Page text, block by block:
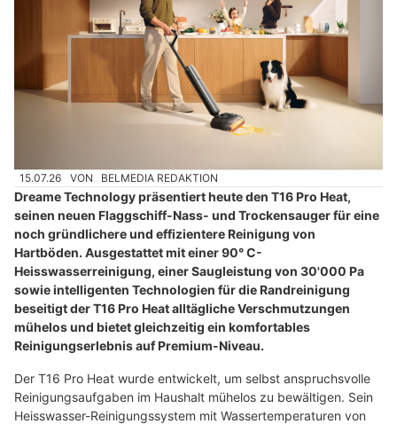
15.07.26 VON BELMEDIA REDAKTION
Dreame Technology präsentiert heute den T16 Pro Heat,
seinen neuen Flaggschiff-Nass- und Trockensauger für eine
noch gründlichere und effizientere Reinigung von
Hartböden. Ausgestattet mit einer 90° C-
Heisswasserreinigung, einer Saugleistung von 30'000 Pa
sowie intelligenten Technologien für die Randreinigung
beseitigt der T16 Pro Heat alltägliche Verschmutzungen
mühelos und bietet gleichzeitig ein komfortables
Reinigungserlebnis auf Premium-Niveau.
Der T16 Pro Heat wurde entwickelt, um selbst anspruchsvolle
Reinigungsaufgaben im Haushalt mühelos zu bewältigen. Sein
Heisswasser-Reinigungssystem mit Wassertemperaturen von